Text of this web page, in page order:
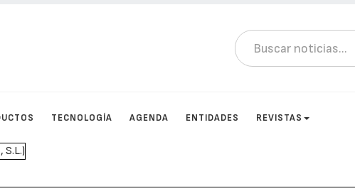
TECNOLOGÍA AGENDA ENTIDADES REVISTAS